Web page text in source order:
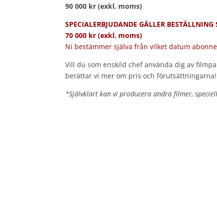
90 000 kr (exkl. moms)
SPECIALERBJUDANDE GÄLLER
70 000 kr (exkl. moms)
Ni bestämmer själva från vilket datum
Vill du som enskild chef använda dig av
berättar vi mer om pris och förutsättningarna!
*Självklart kan vi producera andra filmer,